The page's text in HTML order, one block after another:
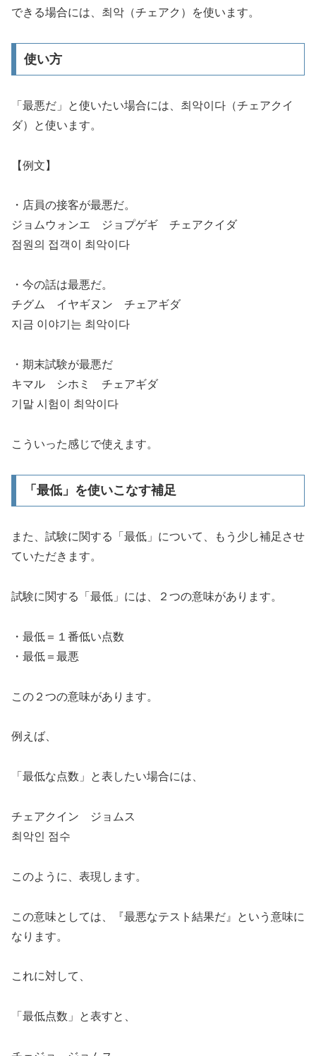
できる場合には、 최악（チェアク） を使います。
使い方
「最悪だ」と使いたい場合には、최악이다（チェアクイ
ダ）と使います。
【例文】
・店員の接客が最悪だ。
ジョムウォンエ ジョプゲギ チェアクイダ
점원의 접객이 최악이다
・今の話は最悪だ。
チグム イヤギヌン チェアギダ
지금 이야기는 최악이다
・期末試験が最悪だ
キマル シホミ チェアギダ
기말 시험이 최악이다
こういった感じで使えます。
「最低」を使いこなす補足
また、試験に関する「最低」について、もう少し補足させ
ていただきます。
試験に関する「最低」には、２つの意味があります。
・最低＝１番低い点数
・最低＝最悪
この２つの意味があります。
例えば、
「最低な点数」と表したい場合には、
チェアクイン ジョムス
최악인 점수
このように、表現します。
この意味としては、 『最悪なテスト結果だ』
という意味に
なります。
これに対して、
「最低点数」と表すと、